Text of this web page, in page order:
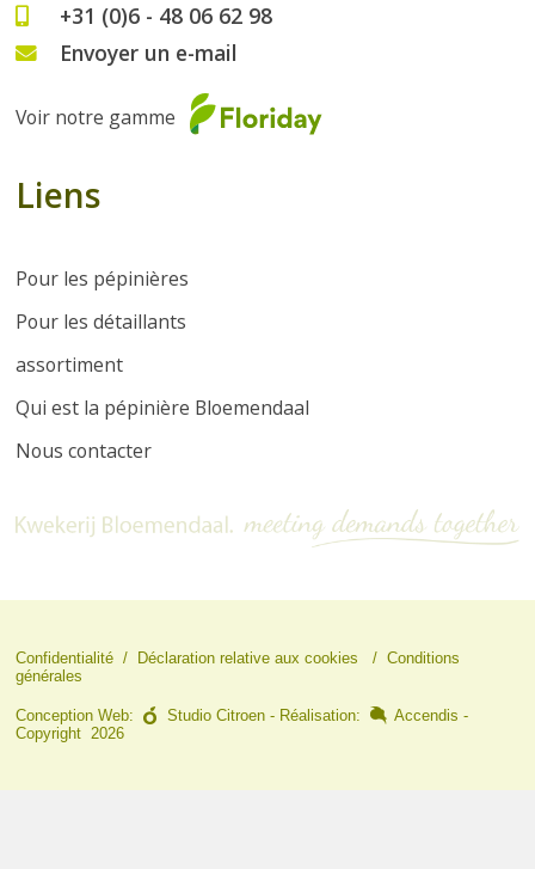
+31 (0)6 - 48 06 62 98
Envoyer un e-mail
Voir notre gamme
Liens
Pour les pépinières
Pour les détaillants
assortiment
Qui est la pépinière Bloemendaal
Nous contacter
Confidentialité / Déclaration relative aux cookies /Conditions
générales
Conception Web: Studio Citroen - Réalisation: Accendis -
Copyright 2026